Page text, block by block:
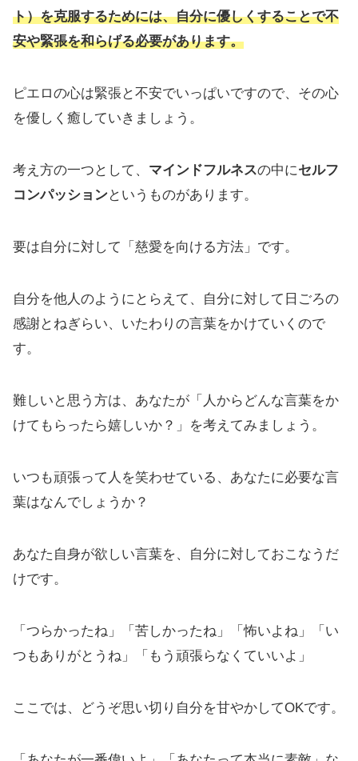
ト）を克服するためには、自分に優しくすることで不
安や緊張を和らげる必要があります。
ピエロの心は緊張と不安でいっぱいですので、その心
を優しく癒していきましょう。
考え方の一つとして、 マインドフルネスの中にセルフ
コンパッションというものがあります。
要は自分に対して「慈愛を向ける方法」です。
自分を他人のようにとらえて、自分に対して日ごろの
感謝とねぎらい、いたわりの言葉をかけていくので
す。
難しいと思う方は、あなたが「人からどんな言葉をか
けてもらったら嬉しいか？」を考えてみましょう。
いつも頑張って人を笑わせている、あなたに必要な言
葉はなんでしょうか？
あなた自身が欲しい言葉を、自分に対しておこなうだ
けです。
「つらかったね」「苦しかったね」「怖いよね」「い
つもありがとうね」「もう頑張らなくていいよ」
ここでは、どうぞ思い切り自分を甘やかしてOKです。